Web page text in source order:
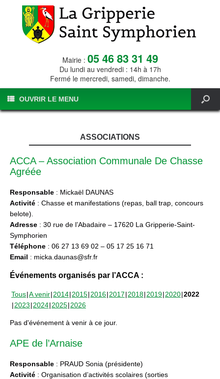
Mairie : 05 46 83 31 49
Du lundi au vendredi : 14h à 17h
Fermé le mercredi, samedi, dimanche.
OUVRIR LE MENU
ASSOCIATIONS
ACCA – Association Communale De Chasse
Agréée
Responsable : Mickaël DAUNAS
Activité : Chasse et manifestations (repas, ball trap, concours
belote).
Adresse : 30 rue de l’Abadaire – 17620 La Gripperie-Saint-
Symphorien
Téléphone : 06 27 13 69 02 – 05 17 25 16 71
Email : micka.daunas@sfr.fr
Événements organisés par l’ACCA :
Tous A venir 2014 2015 2016 2017 2018 2019 2020 2022
2023 2024 2025 2026
Pas d'événement à venir à ce jour.
APE de l’Arnaise
Responsable : PRAUD Sonia (présidente)
Activité : Organisation d’activités scolaires (sorties